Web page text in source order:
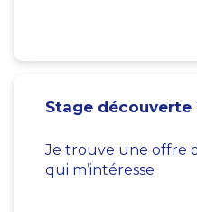
Stage découverte
Je trouve une offre
qui m’intéresse